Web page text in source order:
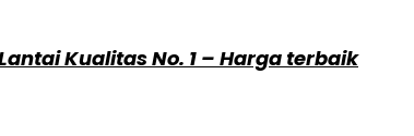
Kualitas No. 1 – Harga terbaik